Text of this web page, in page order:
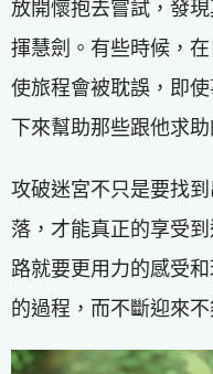
放開懷抱去嘗試，發
揮慧劍。有些時候，
使旅程會被耽誤，即
下來幫助那些跟他求助
攻破迷宮不只是要找
落，才能真正的享受
路就要更用力的感受
的過程，而不斷迎來